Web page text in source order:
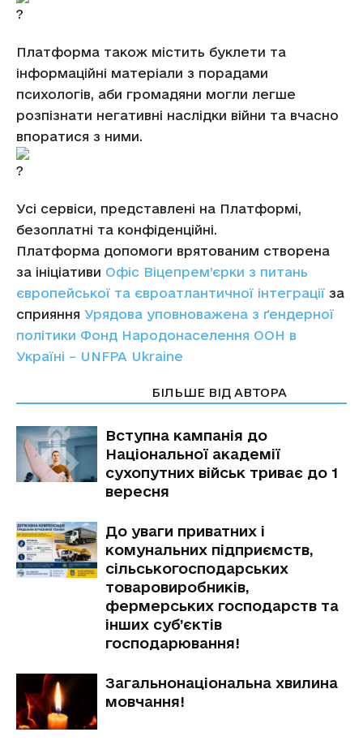
Платформа також містить буклети та
інформаційні матеріали з порадами
психологів, аби громадяни могли легше
розпізнати негативні наслідки війни та вчасно
впоратися з ними.
Усі сервіси, представлені на Платформі,
безоплатні та конфіденційні.
Платформа допомоги врятованим створена
за ініціативи Офіс Віцепрем’єрки з питань
європейської та євроатлантичної інтеграції за
сприяння Урядова уповноважена з ґендерної
політики Фонд Народонаселення ООН в
Україні – UNFPA Ukraine
БІЛЬШЕ ВІД АВТОРА
Вступна кампанія до
Національної академії
сухопутних військ триває до 1
вересня
До уваги приватних і
комунальних підприємств,
сільськогосподарських
товаровиробників,
фермерських господарств та
інших суб’єктів
господарювання!
Загальнонаціональна хвилина
мовчання!